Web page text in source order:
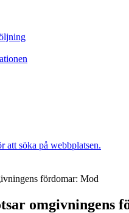
fördomar: Mod
omgivningens